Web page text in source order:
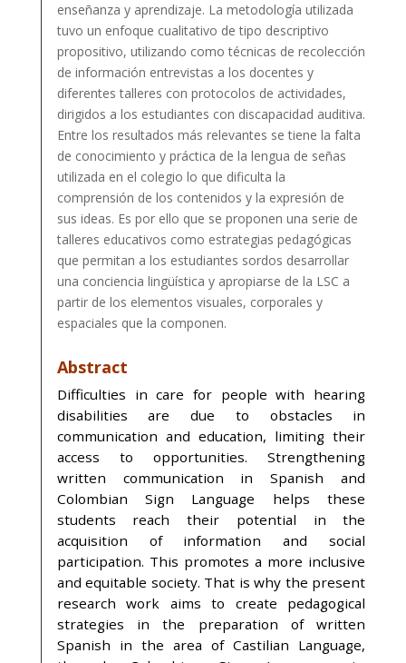
enseñanza y aprendizaje. La metodología utilizada
tuvo un enfoque cualitativo de tipo descriptivo
propositivo, utilizando como técnicas de recolección
de información entrevistas a los docentes y
diferentes talleres con protocolos de actividades,
dirigidos a los estudiantes con discapacidad auditiva.
Entre los resultados más relevantes se tiene la falta
de conocimiento y práctica de la lengua de señas
utilizada en el colegio lo que dificulta la
comprensión de los contenidos y la expresión de
sus ideas. Es por ello que se proponen una serie de
talleres educativos como estrategias pedagógicas
que permitan a los estudiantes sordos desarrollar
una conciencia lingüística y apropiarse de la LSC a
partir de los elementos visuales, corporales y
espaciales que la componen.
Abstract
Difficulties in care for people with hearing
disabilities are due to obstacles in
communication and education, limiting their
access to opportunities. Strengthening
written communication in Spanish and
Colombian Sign Language helps these
students reach their potential in the
acquisition of information and social
participation. This promotes a more inclusive
and equitable society. That is why the present
research work aims to create pedagogical
strategies in the preparation of written
Spanish in the area of ​​Castilian Language,